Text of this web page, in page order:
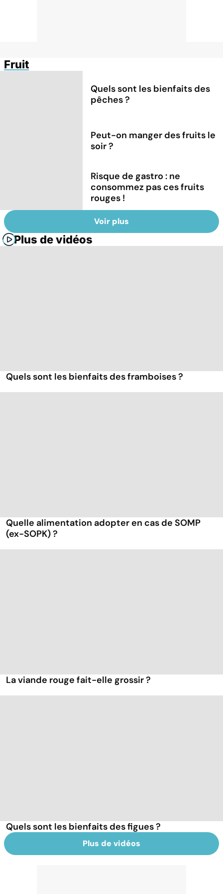
Fruit
Quels sont les bienfaits des
pêches ?
Peut-on manger des fruits le
soir ?
Risque de gastro : ne
consommez pas ces fruits
rouges !
Voir plus
Plus de vidéos
Quels sont les bienfaits des framboises ?
Quelle alimentation adopter en cas de SOMP
(ex-SOPK) ?
La viande rouge fait-elle grossir ?
Quels sont les bienfaits des figues ?
Plus de vidéos